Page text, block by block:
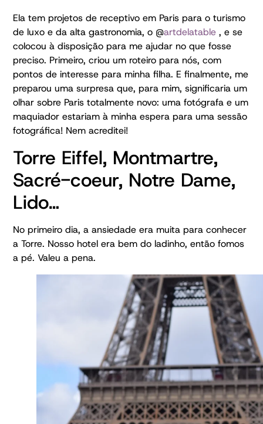
Ela tem projetos de receptivo em Paris para o turismo
de luxo e da alta gastronomia, o @artdelatable , e se
colocou à disposição para me ajudar no que fosse
preciso. Primeiro, criou um roteiro para nós, com
pontos de interesse para minha filha. E finalmente, me
preparou uma surpresa que, para mim, significaria um
olhar sobre Paris totalmente novo: uma fotógrafa e um
maquiador estariam à minha espera para uma sessão
fotográfica! Nem acreditei!
Torre Eiffel, Montmartre,
Sacré-coeur, Notre Dame,
Lido…
No primeiro dia, a ansiedade era muita para conhecer
a Torre. Nosso hotel era bem do ladinho, então fomos
a pé. Valeu a pena.